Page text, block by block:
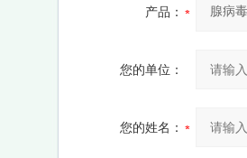
产品：
您的单位：
您的姓名：